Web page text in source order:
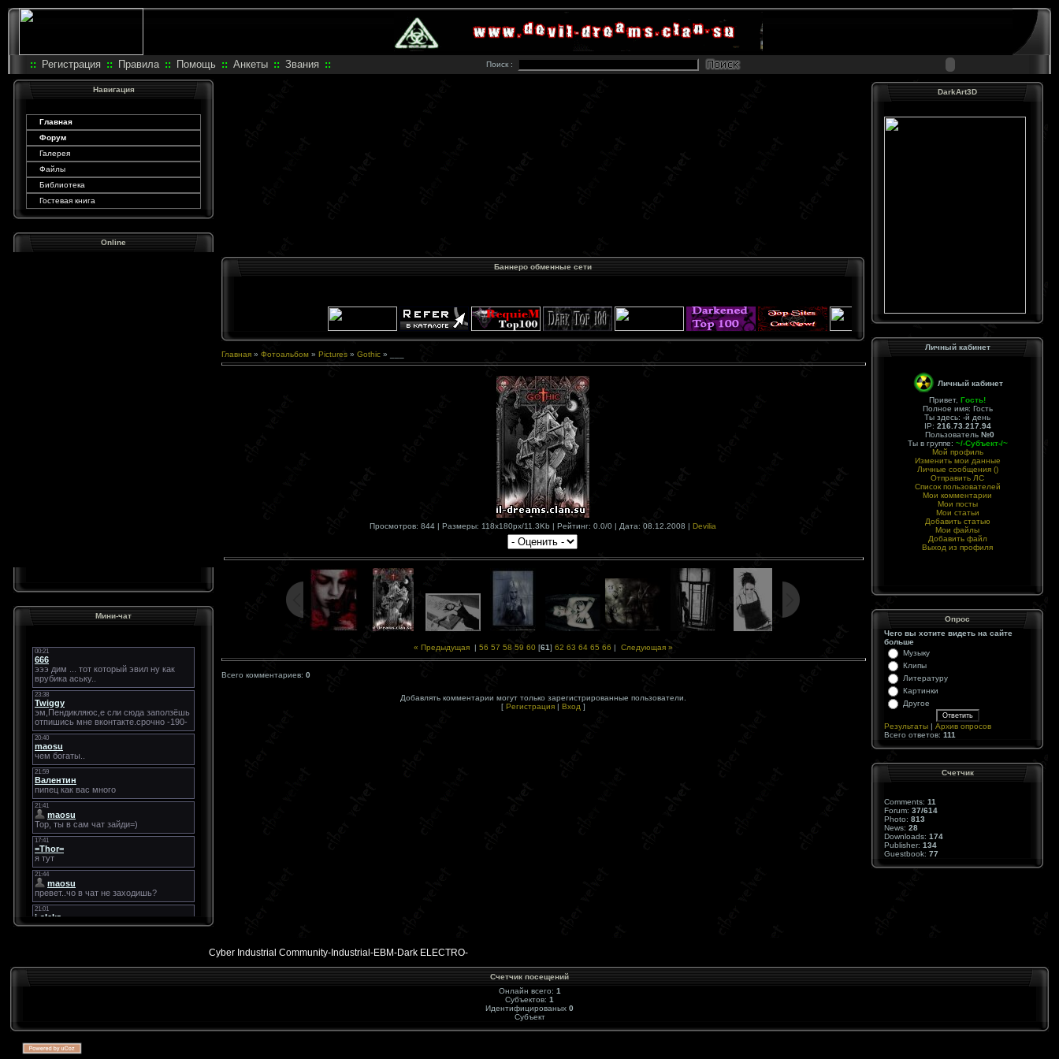
:: Регистрация :: Правила :: Помощь :: Анкеты :: Звания :: Поиск :
Навигация
Главная
Форум
Галерея
Файлы
Библиотека
Гостевая книга
Online
Мини-чат
Баннеро обменные сети
Главная » Фотоальбом » Pictures » Gothic » ___
Просмотров: 844 | Размеры: 118x180px/11.3Kb | Рейтинг: 0.0/0 | Дата: 08.12.2008 | Devilia
« Предыдущая| 56 57 58 59 60[61] 62 63 64 65 66 | Следующая »
Всего комментариев: 0
Добавлять комментарии могут только зарегистрированные пользователи.
[ Регистрация| Вход ]
DarkArt3D
Личный кабинет
Личный кабинет
Привет, Гость!
Полное имя: Гость
Ты здесь: -й день
IP: 216.73.217.94
Пользователь №0
Ты в группе: ~/-Субъект-/~
Мой профиль
Изменить мои данные
Личные сообщения ()
Отправить ЛС
Список пользователей
Мои комментарии
Мои посты
Мои статьи
Добавить статью
Мои файлы
Добавить файл
Выход из профиля
Опрос
Чего вы хотите видеть на сайте
больше
Музыку
Клипы
Литературу
Картинки
Другое
Результаты | Архив опросов
Всего ответов: 111
Cчетчик
Comments: 11
Forum: 37/614
Photo: 813
News: 28
Downloads: 174
Publisher: 134
Guestbook: 77
Cyber Industrial Community-Industrial-EBM-Dark ELECTRO-
Счетчик посещений
Онлайн всего: 1
Субъектов: 1
Идентифицированых 0
Субъект